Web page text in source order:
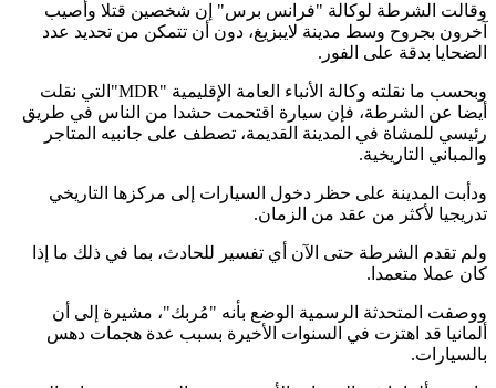
وقالت الشرطة لوكالة "فرانس برس" إن شخصين قتلا وأصيب
آخرون بجروح وسط مدينة لايبزيغ، دون أن تتمكن من تحديد عدد
الضحايا بدقة على الفور .
وبحسب ما نقلته وكالة الأنباء العامة الإقليمية "MDR" التي نقلت
أيضا عن الشرطة، فإن سيارة اقتحمت حشدا من الناس في طريق
رئيسي للمشاة في المدينة القديمة، تصطف على جانبيه المتاجر
والمباني التاريخية.
ودأبت المدينة على حظر دخول السيارات إلى مركزها التاريخي
تدريجيا لأكثر من عقد من الزمان.
ولم تقدم الشرطة حتى الآن أي تفسير للحادث، بما في ذلك ما إذا
كان عملا متعمدا .
ووصفت المتحدثة الرسمية الوضع بأنه "مُربك"، مشيرة إلى أن
ألمانيا قد اهتزت في السنوات الأخيرة بسبب عدة هجمات دهس
بالسيارات.